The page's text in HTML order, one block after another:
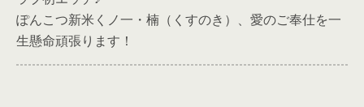
ぽんこつ新米くノ一・楠（くすのき）、愛のご奉仕を一
生懸命頑張ります！